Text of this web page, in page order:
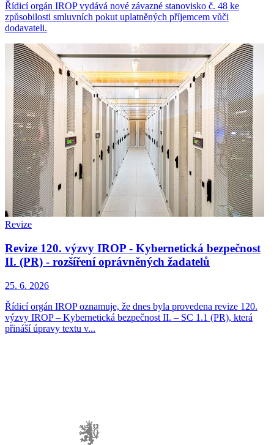
Řídicí orgán IROP vydává nové závazné stanovisko č. 48 ke
způsobilosti smluvních pokut uplatněných příjemcem vůči
dodavateli.
Revize
Revize 120. výzvy IROP - Kybernetická bezpečnost
II. (PR) - rozšíření oprávněných žadatelů
25. 6. 2026
Řídicí orgán IROP oznamuje, že dnes byla provedena revize 120.
výzvy IROP – Kybernetická bezpečnost II. – SC 1.1 (PR), která
přináší úpravy textu v...